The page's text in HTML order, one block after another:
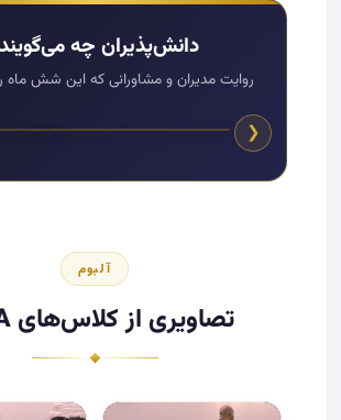
دانش‌پذیران چه
روایت مدیران و مشاورانی که این شش ماه را
❮
آلبوم
تصاویری از کلاس‌های MBA